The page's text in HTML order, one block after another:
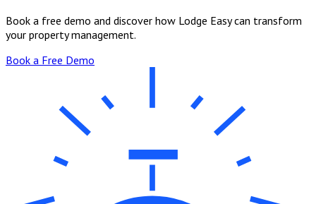
Book a free demo and discover how Lodge Easy can transform
your property management.
Book a Free Demo